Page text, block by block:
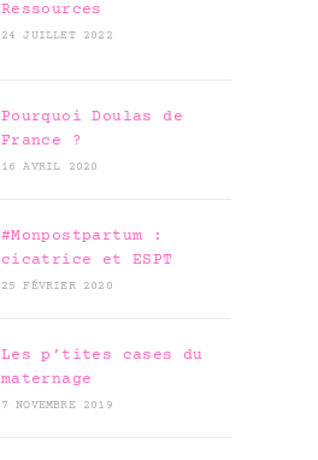
Ressources
24 JUILLET 2022
Pourquoi Doulas de
France ?
16 AVRIL 2020
#Monpostpartum :
cicatrice et ESPT
25 FÉVRIER 2020
Les p’tites cases du
maternage
7 NOVEMBRE 2019